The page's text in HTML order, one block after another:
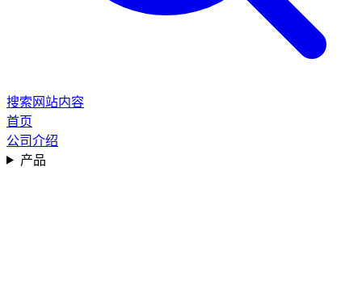
搜索网站内容
首页
公司介绍
产品